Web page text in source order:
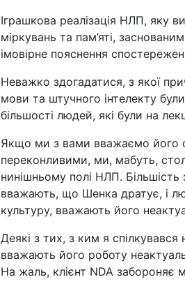
Іграшкова реалізація НЛП, яку
міркувань та пам’яті,
імовірне пояснення
Неважко здогадатися, з якої
мови та штучного інтелекту
більшості людей, які були на
Якщо ми з вами вважаємо його
переконливими, ми, мабуть,
нинішньому полі НЛП. Більшість
вважають, що Шенка дратує, і
культуру, вважають його
Деякі з тих, з ким я спілкувався
вважають його роботу
На жаль, клієнт NDA забороняє